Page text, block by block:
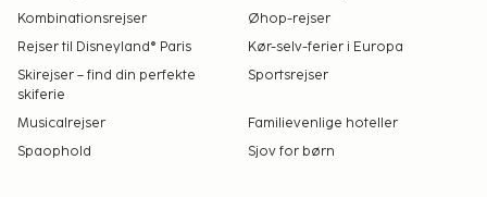
Kombinationsrejser
Øhop-rejser
Rejser til Disneyland® Paris
Kør-selv-ferier i Europa
Skirejser – find din perfekte
skiferie
Sportsrejser
Musicalrejser
Familievenlige hoteller
Spaophold
Sjov for børn